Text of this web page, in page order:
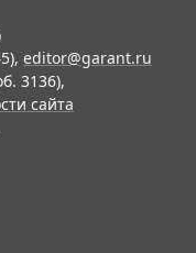
editor@garant.ru
3136),
сайта